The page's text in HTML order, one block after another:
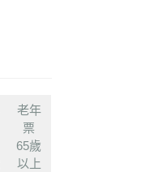
老年
票
65歲
以上